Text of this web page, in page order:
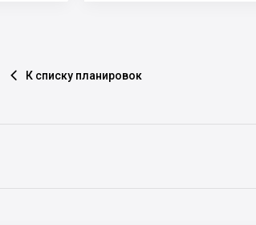
 К списку планировок